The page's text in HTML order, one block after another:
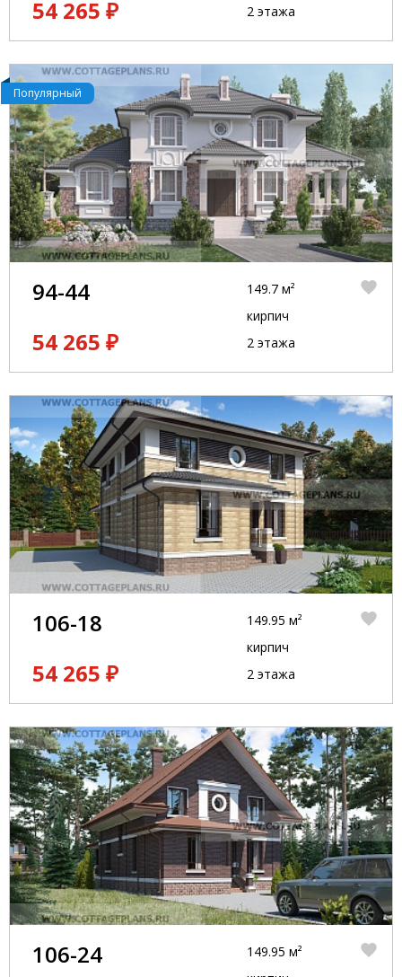
54 265 ₽
2 этажа
Популярный
94-44
54 265 ₽
149.7 м²
кирпич
2 этажа
106-18
54 265 ₽
149.95 м²
кирпич
2 этажа
106-24
149.95 м²